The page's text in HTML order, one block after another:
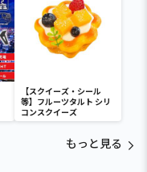
【スクイーズ・シール
等】フルーツタルト シリ
コンスクイーズ
もっと見る